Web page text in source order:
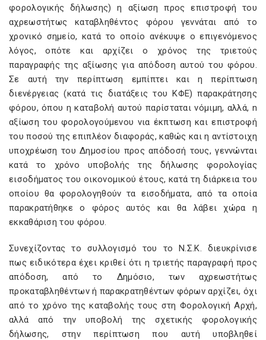
φορολογικής δήλωσης) η αξίωση προς επιστροφή του
αχρεωστήτως καταβληθέντος φόρου γεννάται από το
χρονικό σημείο, κατά το οποίο ανέκυψε ο επιγενόμενος
λόγος, οπότε και αρχίζει ο χρόνος της τριετούς
παραγραφής της αξίωσης για απόδοση αυτού του φόρου.
Σε αυτή την περίπτωση εμπίπτει και η περίπτωση
διενέργειας (κατά τις διατάξεις του ΚΦΕ) παρακράτησης
φόρου, όπου η καταβολή αυτού παρίσταται νόμιμη, αλλά, n
αξίωση του φορολογούμενου νια έκπτωση και επιστροφή
του ποσού της επιπλέον διαφοράς, καθώς και η αντίστοιχη
υποχρέωση του Δημοσίου προς απόδοσή τους, γεννώνται
κατά το χρόνο υποβολής της δήλωσης φορολογίας
εισοδήματος του οικονομικού έτους, κατά τη διάρκεια του
οποίου θα φορολογηθούν τα εισοδήματα, από τα οποία
παρακρατήθηκε ο φόρος αυτός και θα λάβει χώρα η
εκκαθάριση του φόρου.
Συνεχίζοντας το συλλογισμό του το Ν.Σ.Κ. διευκρίνισε
πως ειδικότερα έχει κριθεί ότι η τριετής παραγραφή προς
απόδοση, από το Δημόσιο, των αχρεωστήτως
προκαταβληθέντων ή παρακρατηθέντων φόρων αρχίζει, όχι
από το χρόνο της καταβολής τους στη Φορολογική Αρχή,
αλλά από την υποβολή της σχετικής φορολογικής
δήλωσης, στην περίπτωση που αυτή υποβληθεί